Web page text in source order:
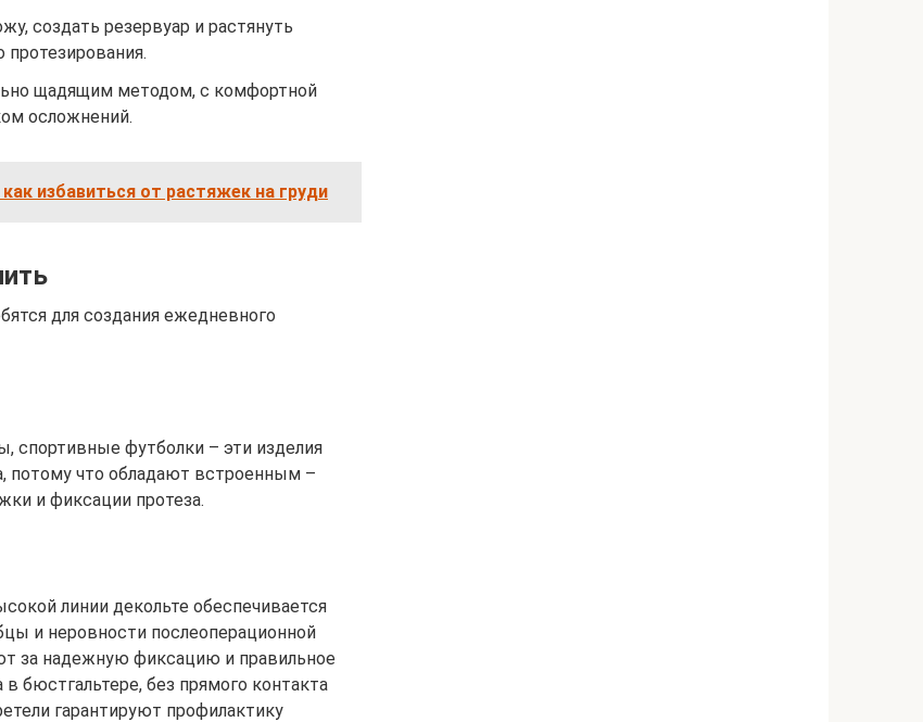
создать резервуар и растянуть
щадящим методом, с комфортной
осложнений.
избавиться от растяжек на груди
для создания ежедневного
спортивные футболки – эти изделия
потому что обладают встроенным –
и фиксации протеза.
линии декольте обеспечивается
и неровности послеоперационной
за надежную фиксацию и правильное
бюстгальтере, без прямого контакта
гарантируют профилактику